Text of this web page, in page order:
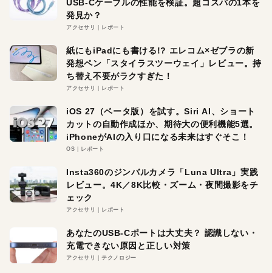
USB-Cケーブルの性能を検証。超コスパの1本を
発見か？
アクセサリ レポート
紙にもiPadにも書ける!? エレコム×ゼブラの新
発想ペン「スタイラスツーウェイ」レビュー。持
ち替え不要がラクすぎた！
アクセサリ レポート
iOS 27（ベータ版）を試す。Siri AI、ショート
カットの自動作成ほか、期待大の便利機能5選。
iPhoneがAIの入り口になる未来はすぐそこ！
OS レポート
Insta360のジンバルカメラ「Luna Ultra」実践
レビュー。4K／8K比較・ズーム・夜間撮影をチ
ェック
アクセサリ レポート
あなたのUSB-Cポートは大丈夫？ 認識しない・
充電できない原因と正しい対策
アクセサリ テクノロジー